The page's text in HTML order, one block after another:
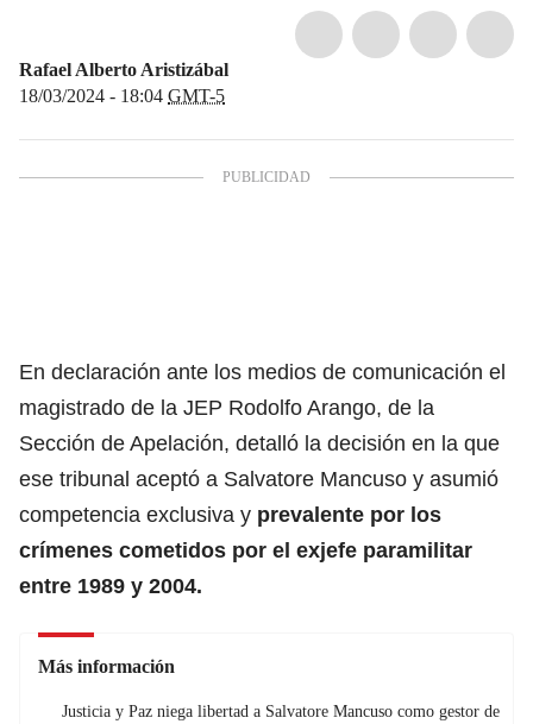
Rafael Alberto Aristizábal
18/03/2024 - 18:04 GMT-5
En declaración ante los medios de comunicación el
magistrado de la JEP Rodolfo Arango, de la
Sección de Apelación, detalló la decisión en la que
ese tribunal aceptó a Salvatore Mancuso y asumió
competencia exclusiva y prevalente por los
crímenes cometidos por el exjefe paramilitar
entre 1989 y 2004.
Más información
Justicia y Paz niega libertad a Salvatore Mancuso como gestor de